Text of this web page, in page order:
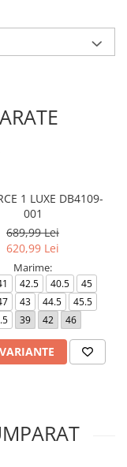
1 LUXE DB4109-
001
689,99 Lei
620,99 Lei
Marime:
42.5 40.5
45
43 44.5
45.5
39 42 46